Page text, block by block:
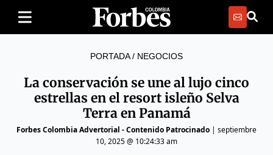
PORTADA/ NEGOCIOS
La conservación se une al lujo cinco
estrellas en el resort isleño Selva
Terra en Panamá
Forbes Colombia Advertorial - Contenido Patrocinado | septiembre
10, 2025 @ 10:24:33 am